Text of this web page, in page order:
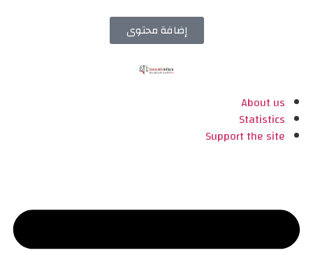
إضافة محتوى
About us
Statistics
Support the site